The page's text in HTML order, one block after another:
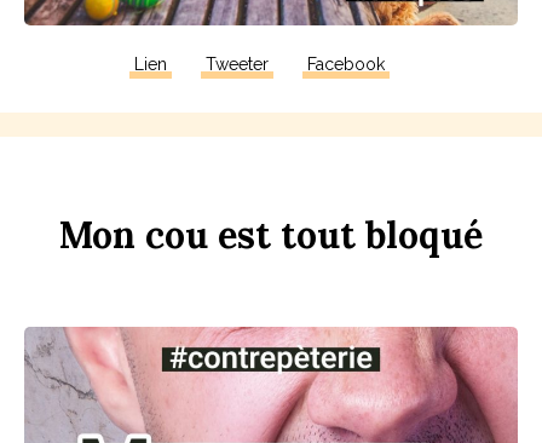
Lien Tweeter Facebook
Mon cou est tout bloqué